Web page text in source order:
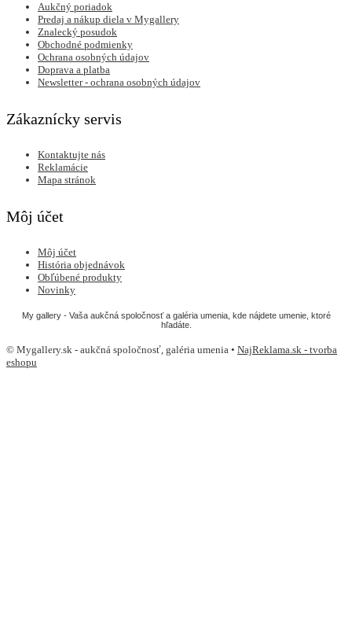
Aukčný poriadok
Predaj a nákup diela v Mygallery
Znalecký posudok
Obchodné podmienky
Ochrana osobných údajov
Doprava a platba
Newsletter - ochrana osobných údajov
Zákaznícky servis
Kontaktujte nás
Reklamácie
Mapa stránok
Môj účet
Môj účet
História objednávok
Obľúbené produkty
Novinky
My gallery - Vaša aukčná spoločnosť a galéria umenia, kde nájdete umenie, ktoré
hľadáte.
© Mygallery.sk - aukčná spoločnosť, galéria umenia • NajReklama.sk - tvorba
eshopu